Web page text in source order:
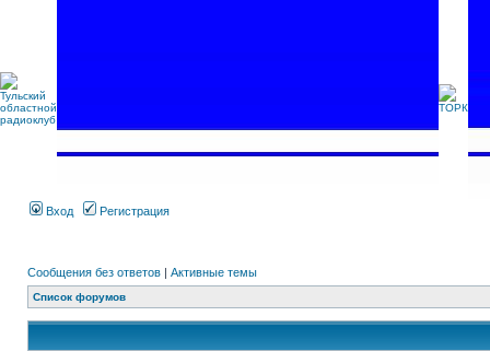
Вход Регистрация
Сообщения без ответов | Активные темы
Список форумов